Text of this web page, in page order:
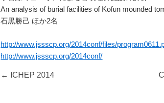
An analysis of burial facilities of Kofun mounded
石黒勝己 ほか2名
http://www.jssscp.org/2014conf/files/
http://www.jssscp.org/2014conf/
← ICHEP 2014